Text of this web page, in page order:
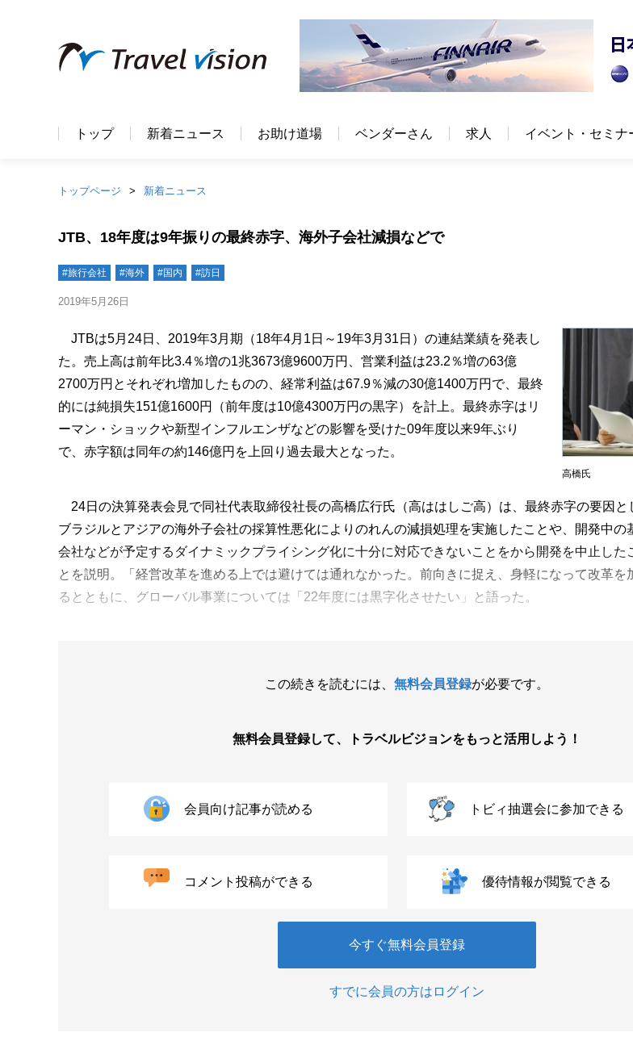
トップ 新着ニュース お助け道場 ベンダーさん 求人 イベント・セミナ
トップページ 新着ニュース
JTB、18年度は9年振りの最終赤字、海外子会社減損などで
#旅行会社 #海外 #国内 #訪日
2019年5月26日
高橋氏
JTBは5月24日、2019年3月期（18年4月1日～19年3月31日）の連結業績を発表し
た。売上高は前年比3.4％増の1兆3673億9600万円、営業利益は23.2％増の63億
2700万円とそれぞれ増加したものの、経常利益は67.9％減の30億1400万円で、最終
的には純損失151億1600円（前年度は10億4300万円の黒字）を計上。最終赤字はリ
ーマン・ショックや新型インフルエンザなどの影響を受けた09年度以来9年ぶり
で、赤字額は同年の約146億円を上回り過去最大となった。
24日の決算発表会見で同社代表取締役社長の高橋広行氏（高ははしご高）は、最終赤字の要因と
ブラジルとアジアの海外子会社の採算性悪化によりのれんの減損処理を実施したことや、開発中の
会社などが予定するダイナミックプライシング化に十分に対応できないことをから開発を中止した
とを説明。「経営改革を進める上では避けては通れなかった。前向きに捉え、身軽になって改革を
るとともに、グローバル事業については「22年度には黒字化させたい」と語った。
この続きを読むには、 無料会員登録が必要です。
無料会員登録して、 トラベルビジョンをもっと活用しよう！
会員向け記事が読める トビィ抽選会に参加できる
コメント投稿ができる 優待情報が閲覧できる
今すぐ無料会員登録
すでに会員の方はログイン